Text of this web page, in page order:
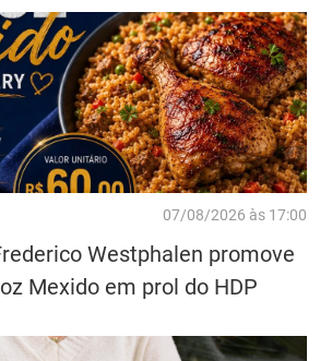
07/08/2026 às 17:00
Westphalen promove
Mexido em prol do HDP